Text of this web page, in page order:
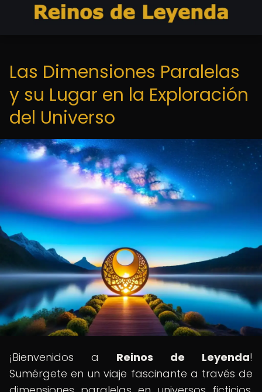
Las Dimensiones Paralelas
y su Lugar en la Exploración
del Universo
¡Bienvenidos a Reinos de Leyenda!
Sumérgete en un viaje fascinante a través de